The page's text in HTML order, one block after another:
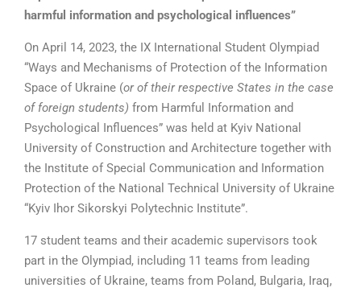
harmful information and psychological influences”
On April 14, 2023, the IX International Student Olympiad
“Ways and Mechanisms of Protection of the Information
Space of Ukraine (or of their respective States in the case
of foreign students) from Harmful Information and
Psychological Influences” was held at Kyiv National
University of Construction and Architecture together with
the Institute of Special Communication and Information
Protection of the National Technical University of Ukraine
“Kyiv Ihor Sikorskyi Polytechnic Institute”.
17 student teams and their academic supervisors took
part in the Olympiad, including 11 teams from leading
universities of Ukraine, teams from Poland, Bulgaria, Iraq,